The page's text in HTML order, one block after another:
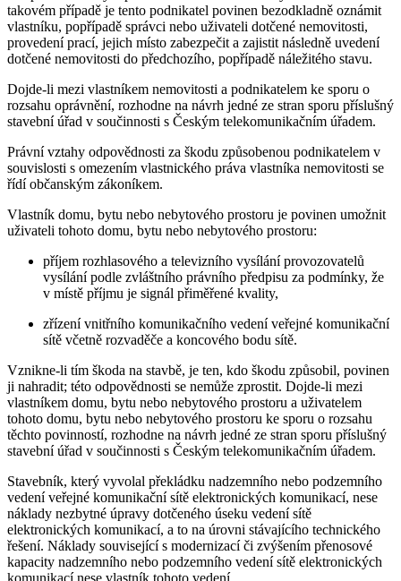
takovém případě je tento podnikatel povinen bezodkladně oznámit
vlastníku, popřípadě správci nebo uživateli dotčené nemovitosti,
provedení prací, jejich místo zabezpečit a zajistit následně uvedení
dotčené nemovitosti do předchozího, popřípadě náležitého stavu.
Dojde-li mezi vlastníkem nemovitosti a podnikatelem ke sporu o
rozsahu oprávnění, rozhodne na návrh jedné ze stran sporu příslušný
stavební úřad v součinnosti s Českým telekomunikačním úřadem.
Právní vztahy odpovědnosti za škodu způsobenou podnikatelem v
souvislosti s omezením vlastnického práva vlastníka nemovitosti se
řídí občanským zákoníkem.
Vlastník domu, bytu nebo nebytového prostoru je povinen umožnit
uživateli tohoto domu, bytu nebo nebytového prostoru:
příjem rozhlasového a televizního vysílání provozovatelů
vysílání podle zvláštního právního předpisu za podmínky, že
v místě příjmu je signál přiměřené kvality,
zřízení vnitřního komunikačního vedení veřejné komunikační
sítě včetně rozvaděče a koncového bodu sítě.
Vznikne-li tím škoda na stavbě, je ten, kdo škodu způsobil, povinen
ji nahradit; této odpovědnosti se nemůže zprostit. Dojde-li mezi
vlastníkem domu, bytu nebo nebytového prostoru a uživatelem
tohoto domu, bytu nebo nebytového prostoru ke sporu o rozsahu
těchto povinností, rozhodne na návrh jedné ze stran sporu příslušný
stavební úřad v součinnosti s Českým telekomunikačním úřadem.
Stavebník, který vyvolal překládku nadzemního nebo podzemního
vedení veřejné komunikační sítě elektronických komunikací, nese
náklady nezbytné úpravy dotčeného úseku vedení sítě
elektronických komunikací, a to na úrovni stávajícího technického
řešení. Náklady související s modernizací či zvýšením přenosové
kapacity nadzemního nebo podzemního vedení sítě elektronických
komunikací nese vlastník tohoto vedení.